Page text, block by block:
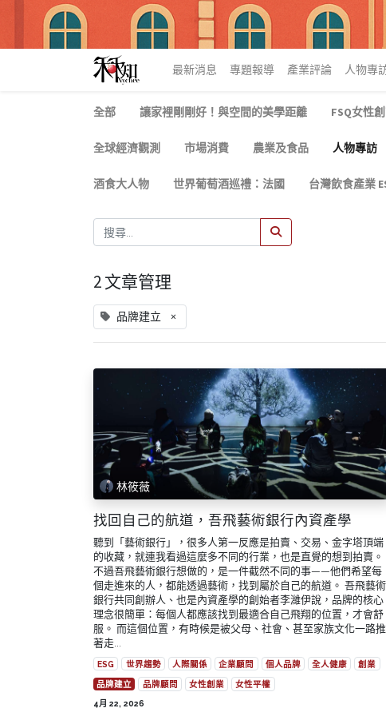
最新消息 專題報導 產業評論 人物專
全部 讓家裡剛剛好！與空間的美學距離 FSQ女性
全球經濟觀測 市場消費 農業及食品 人物專訪
酒食大人物 世界葡萄酒巡禮：法國 台灣飲食產業
2 文章管理
品牌建立 ×
林筱薇
找回自己的航道，吾飛藝術銀行內資產學
聽到「藝術銀行」，很多人第一反應是拍賣、交易、金字塔頂端
的收藏，就連我看過這麼多不同的行業，也是直覺的想到拍賣。
不過吾飛藝術銀行想做的，是一件截然不同的事——他們希望每
個走進來的人，都能透過藝術，找到屬於自己的航道。 吾飛藝術
銀行共同創辦人、也是內資產學的創始者李濰伊說，品牌的核心
理念很簡單：每個人都應該找到最適合自己飛翔的位置，才會舒
服。 而這個位置，有時候是被父母、社會、甚至家族文化一路推
著走...
ESG 世界趨勢 人際關係 企業顧問 個人品牌 全人健康 創業
品牌建立 品牌顧問 女性創業
女性平權
4月 22, 2026